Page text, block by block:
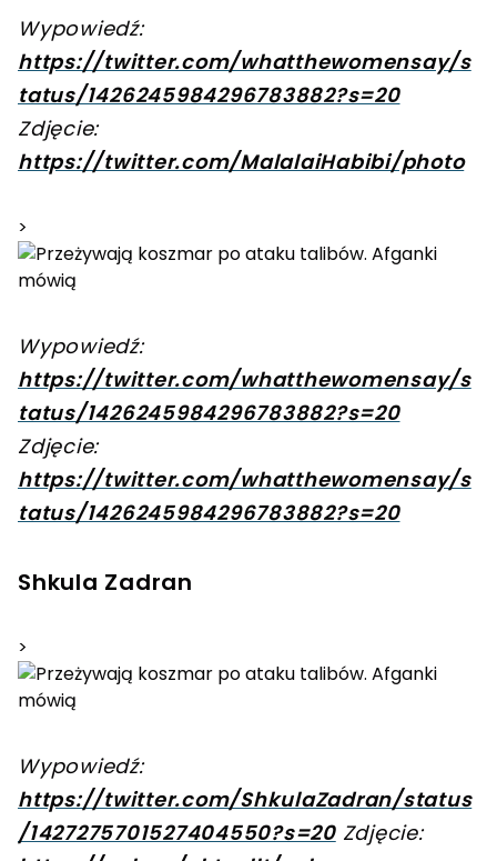
Wypowiedź:
https://twitter.com/whatthewomensay/s
tatus/1426245984296783882?s=20
Zdjęcie:
https://twitter.com/MalalaiHabibi/photo
>
Wypowiedź:
https://twitter.com/whatthewomensay/s
tatus/1426245984296783882?s=20
Zdjęcie:
https://twitter.com/whatthewomensay/s
tatus/1426245984296783882?s=20
Shkula Zadran
>
Wypowiedź:
https://twitter.com/ShkulaZadran/status
/1427275701527404550?s=20Zdjęcie: